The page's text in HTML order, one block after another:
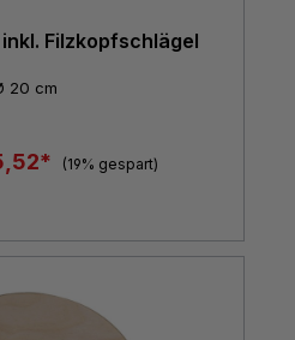
Filzkopfschlägel
20 cm
(19% gespart)